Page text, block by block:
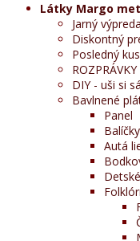
Látky Margo
Jarný
Diskontný
Posledný kus
DIY - uši si
Bavlnené
Panel
Autá